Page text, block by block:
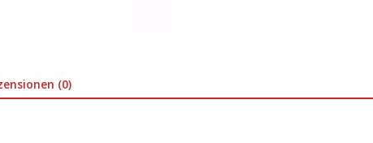
(0)